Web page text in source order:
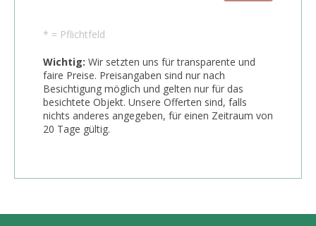
* = Pflichtfeld
Wichtig: Wir setzten uns für transparente und
faire Preise. Preisangaben sind nur nach
Besichtigung möglich und gelten nur für das
besichtete Objekt. Unsere Offerten sind, falls
nichts anderes angegeben, für einen Zeitraum von
20 Tage gültig.